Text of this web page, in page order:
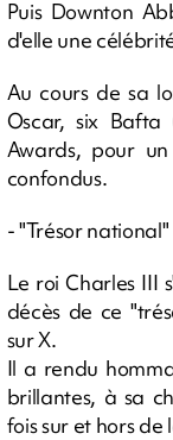
Puis Downton
d'elle une
Au cours de sa
Oscar, six
Awards, pour
confondus.
- "Trésor national"
Le roi Charles III
décès de ce
sur X.
Il a rendu
brillantes, à sa
fois sur et hors de